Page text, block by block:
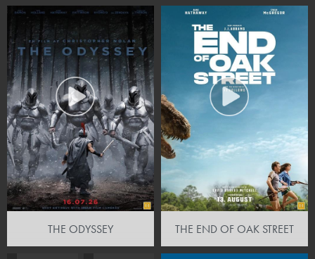
THE ODYSSEY THE END OF OAK STREET